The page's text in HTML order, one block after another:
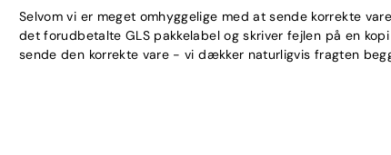
Selvom vi er meget omhyggelige med at sende korrekte
det forudbetalte GLS pakkelabel og skriver fejlen på en
sende den korrekte vare - vi dækker naturligvis fragten